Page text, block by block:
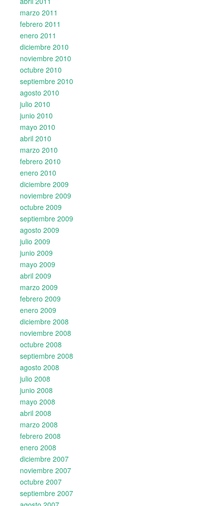
marzo 2011
febrero 2011
enero 2011
diciembre 2010
noviembre 2010
octubre 2010
septiembre 2010
agosto 2010
julio 2010
junio 2010
mayo 2010
abril 2010
marzo 2010
febrero 2010
enero 2010
diciembre 2009
noviembre 2009
octubre 2009
septiembre 2009
agosto 2009
julio 2009
junio 2009
mayo 2009
abril 2009
marzo 2009
febrero 2009
enero 2009
diciembre 2008
noviembre 2008
octubre 2008
septiembre 2008
agosto 2008
julio 2008
junio 2008
mayo 2008
abril 2008
marzo 2008
febrero 2008
enero 2008
diciembre 2007
noviembre 2007
octubre 2007
septiembre 2007